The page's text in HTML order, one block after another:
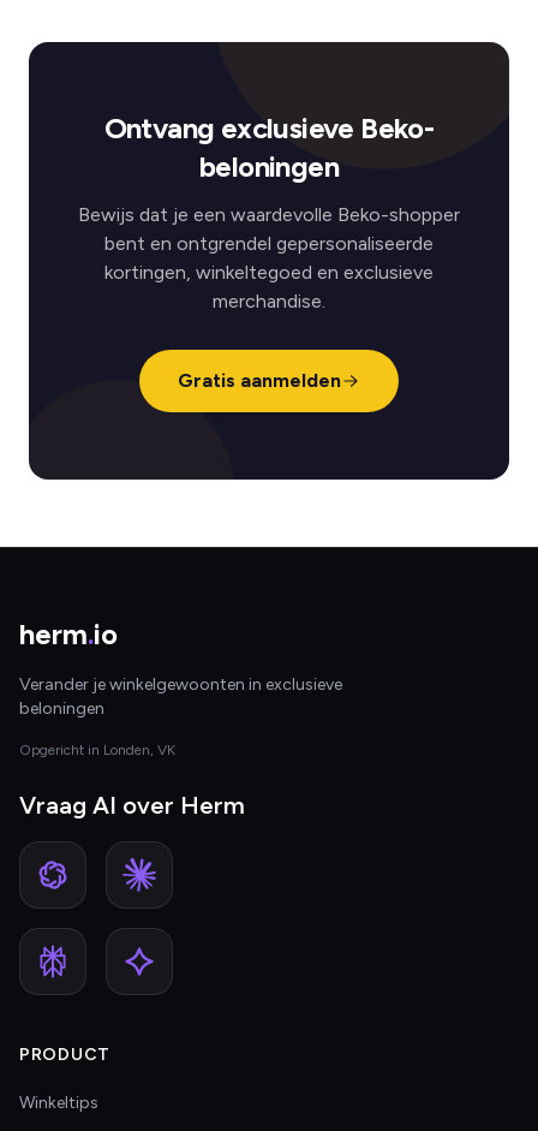
Ontvang exclusieve Beko-
beloningen
Bewijs dat je een waardevolle Beko-shopper
bent en ontgrendel gepersonaliseerde
kortingen, winkeltegoed en exclusieve
merchandise.
Gratis aanmelden
herm.io
Verander je winkelgewoonten in exclusieve
beloningen
Opgericht in Londen, VK
Vraag AI over Herm
PRODUCT
Winkeltips